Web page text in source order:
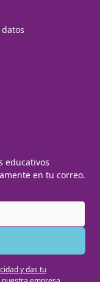
educativos
en tu correo.
y das tu